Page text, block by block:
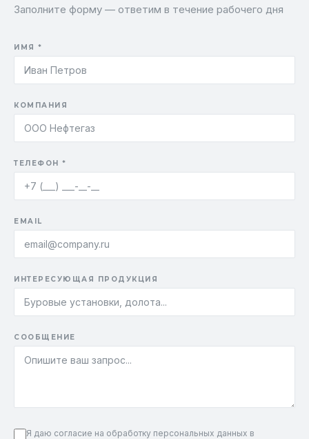
Заполните форму — ответим в течение рабочего дня
ИМЯ *
КОМПАНИЯ
ТЕЛЕФОН *
EMAIL
ИНТЕРЕСУЮЩАЯ ПРОДУКЦИЯ
СООБЩЕНИЕ
Я даю согласие на обработку персональных данных в